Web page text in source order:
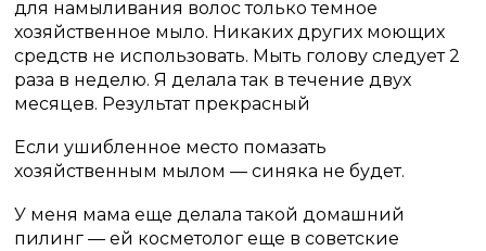
для намыливания волос только темное
хозяйственное мыло. Никаких других моющих
средств не использовать. Мыть голову следует 2
раза в неделю. Я делала так в течение двух
месяцев. Результат прекрасный
Если ушибленное место помазать
хозяйственным мылом — синяка не будет.
У меня мама еще делала такой домашний
пилинг — ей косметолог еще в советские